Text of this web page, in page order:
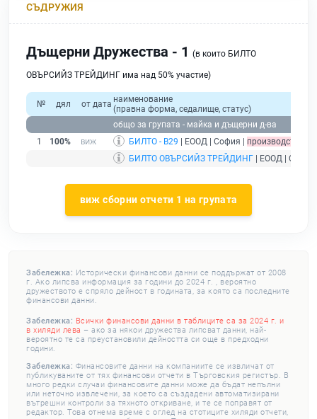
СЪДРУЖИЯ
Дъщерни Дружества - 1 (в които БИЛТО
ОВЪРСИЙЗ ТРЕЙДИНГ има над 50% участие)
№ дял от дата наименование
(правна форма, седалище, статус)
общо за групата - майка и дъщерни д-ва
1
100% БИЛТО - В29 | ЕООД | София | производство
БИЛТО ОВЪРСИЙЗ ТРЕЙДИНГ | ЕООД |
виж сборни отчети 1 на групата
Забележка: Исторически финансови данни се поддържат от 2008
г. Ако липсва информация за години до 2024 г. , вероятно
дружеството е спряло дейност в годината, за която са последните
финансови данни.
Забележка: Всички финансови данни в таблиците са за 2024 г. и
в хиляди лева – ако за някои дружества липсват данни, най-
вероятно те са преустановили дейността си още в предходни
години.
Забележка: Финансовите данни на компаниите се извличат от
публикуваните от тях финансови отчети в Търговския регистър. В
много редки случаи финансовите данни може да бъдат непълни
или неточно извлечени, за което са създадени автоматизирани
вътрешни контроли за тяхното откриване, и те се поправят от
редактор. Това отнема време с оглед на стотиците хиляди отчети,